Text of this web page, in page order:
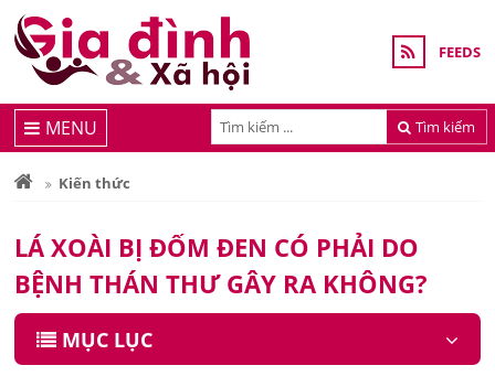
FEEDS
Tìm kiếm
MENU
Kiến thức
LÁ XOÀI BỊ ĐỐM ĐEN CÓ PHẢI DO
BỆNH THÁN THƯ GÂY RA KHÔNG?
MỤC LỤC